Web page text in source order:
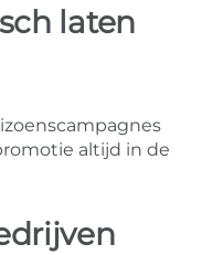
laten
altijd in de